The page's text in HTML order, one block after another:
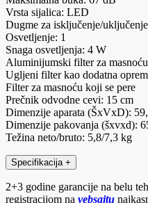
Vrsta sijalica: LED
Dugme za isključenje/
Osvetljenje: 1
Snaga osvetljenja: 4 W
Aluminijumski filter za masnoću
Ugljeni filter kao dodatna
Filter za masnoću koji se pere
Prečnik odvodne cevi: 15 cm
Dimenzije aparata (ŠxVxD):
Dimenzije pakovanja (šxvxd):
Težina neto/bruto: 5,8/7,3 kg
Specifikacija +
2+3 godine garancije na belu
registracijom na vebsajtu